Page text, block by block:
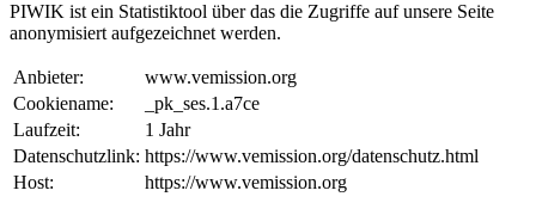
PIWIK ist ein Statistiktool über das die Zugriffe auf unsere Seite
anonymisiert aufgezeichnet werden.
Anbieter:
www.vemission.org
Cookiename:
_pk_ses.1.a7ce
Laufzeit:
1 Jahr
Datenschutzlink: https://www.vemission.org/datenschutz.html
Host:
https://www.vemission.org